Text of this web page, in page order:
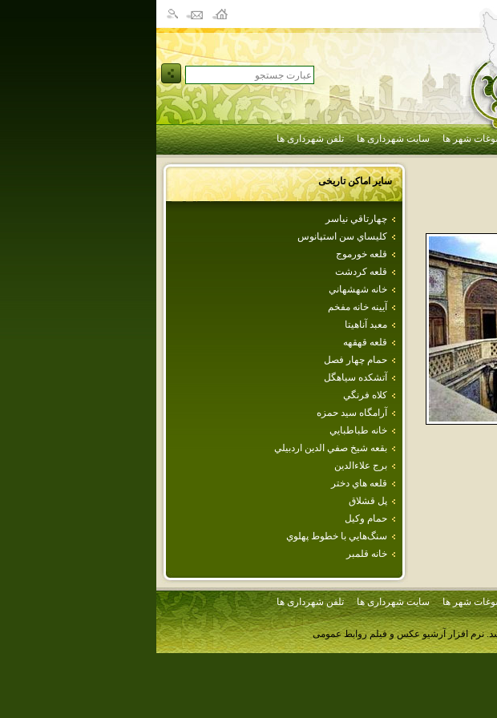
شهر ها سایت شهرداری ها تلفن شهرداری ها
سایر اماکن تاریخی
چهارتاقي نياسر
كليساي سن استپانوس
قلعه خورموج
قلعه كردشت
خانه شهشهاني
آيينه خانه مفخم
معبد آناهيتا
قلعه قهقهه
حمام‌ چهار فصل
آتشكده سياهگل
كلاه فرنگي
آرامگاه سيد حمزه
خانه طباطبايي
بقعه شيخ صفي الدين اردبيلي
برج علاءالدين
قلعه هاي‌ دختر
پل قشلاق
حمام وكيل
سنگ‌هايي‌ با خطوط‌ پهلوي‌
خانه قلمبر
شهر ها سایت شهرداری ها تلفن شهرداری ها
نرم افزار آرشیو عکس و فیلم روابط عمومی